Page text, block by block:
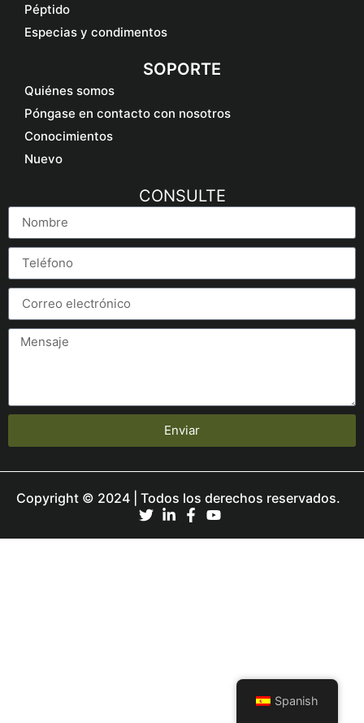
Péptido
Especias y condimentos
SOPORTE
Quiénes somos
Póngase en contacto con nosotros
Conocimientos
Nuevo
CONSULTE
Enviar
Copyright © 2024 | Todos los derechos reservados.
Spanish